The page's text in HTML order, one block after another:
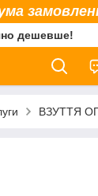
дешевше!
ВЗУТТЯ